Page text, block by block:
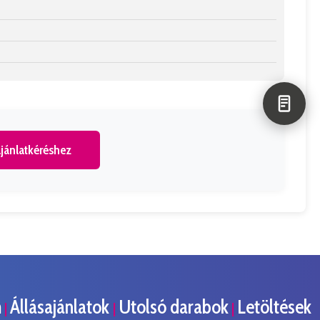
| Állásajánlatok | Utolsó darabok | Letöltések